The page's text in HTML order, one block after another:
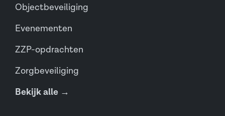
Objectbeveiliging
Evenementen
ZZP-opdrachten
Zorgbeveiliging
Bekijk alle →